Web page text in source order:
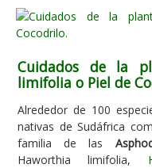
Consejos
Hemisferio Sur
Enfermedades
Animales
Hongos
Cuidados de la
limifolia o Piel de
Alrededor de 100
nativas de Sudáfrica
familia de las
Haworthia limifolia,